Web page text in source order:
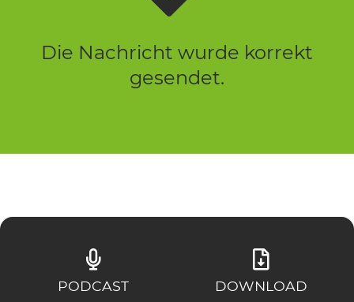
Die Nachricht wurde korrekt
gesendet.
PODCAST DOWNLOAD